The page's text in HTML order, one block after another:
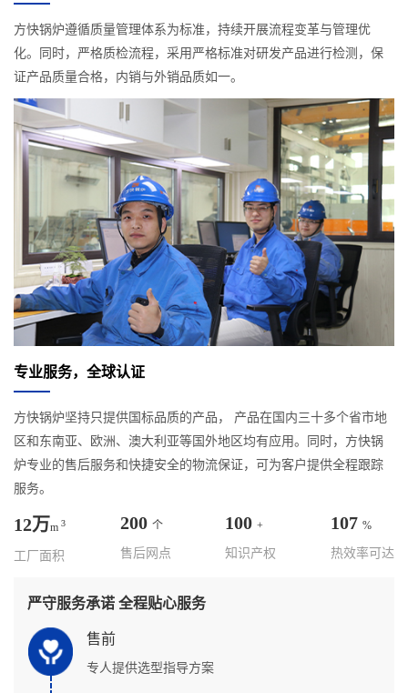
方快锅炉遵循质量管理体系为标准，持续开展流程变革与管理优
化。同时，严格质检流程，采用严格标准对研发产品进行检测，保
证产品质量合格，内销与外销品质如一。
专业服务，全球认证
方快锅炉坚持只提供国标品质的产品， 产品在国内三十多个省市地
区和东南亚、欧洲、澳大利亚等国外地区均有应用。同时，方快锅
炉专业的售后服务和快捷安全的物流保证，可为客户提供全程跟踪
服务。
12万m 3
工厂面积
200 个
售后网点
100+
知识产权
107 %
热效率可达
严守服务承诺 全程贴心服务
售前
专人提供选型指导方案